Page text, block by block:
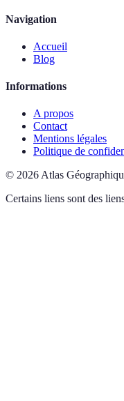
Navigation
Accueil
Blog
Informations
A propos
Contact
Mentions légales
Politique de
© 2026 Atlas
Certains liens sont des